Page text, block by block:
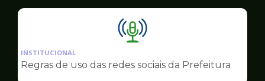
Ilustração
pagina
INSTITUCIONAL
Regras de uso das redes sociais da Prefeitura